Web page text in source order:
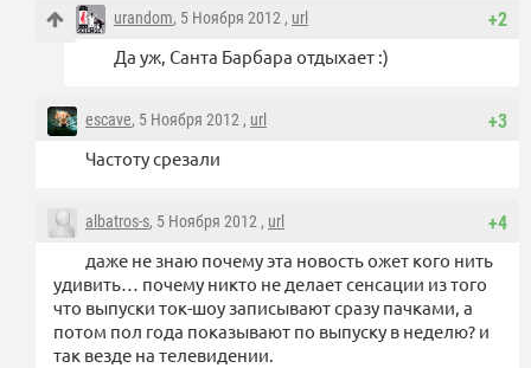
+2
urandom, 5 Ноября 2012 , url
Да уж, Санта Барбара отдыхает :)
+3
escave, 5 Ноября 2012 , url
Частоту срезали
+4
albatros-s, 5 Ноября 2012 , url
даже не знаю почему эта новость ожет кого нить
удивить… почему никто не делает сенсации из того
что выпуски ток-шоу записывают сразу пачками, а
потом пол года показывают по выпуску в неделю? и
так везде на телевидении.